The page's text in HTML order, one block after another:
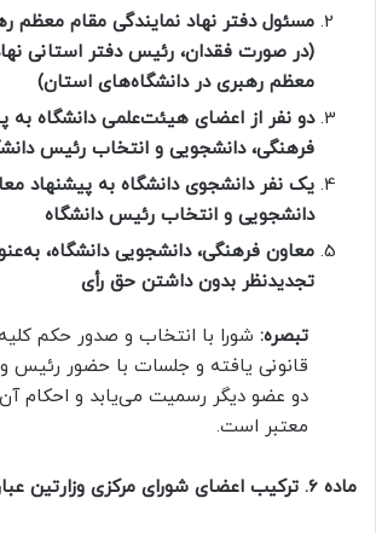
مسئول دفتر نهاد نمایندگی مقام معظم
(در صورت فقدان، رئیس دفتر استانی
معظم رهبری در دانشگاه‌های استان)
دو نفر از اعضای هیئت‌علمی دانشگاه به
فرهنگی، دانشجویی و انتخاب رئیس
یک نفر دانشجوی دانشگاه به پیشنهاد
دانشجویی و انتخاب رئیس دانشگاه
معاون فرهنگی، دانشجویی دانشگاه،
تجدیدنظر بدون داشتن حق رأی
تبصره: شورا با انتخاب و صدور حکم
قانونی یافته و جلسات با حضور رئیس و
دو عضو دیگر رسمیت می‌یابد و احکام
معتبر است.
ماده 6. ترکیب اعضای شورای مرکزی وزارتین